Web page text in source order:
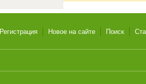
Регистрация Новое на сайте Поиск